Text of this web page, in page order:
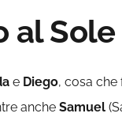
al
e Diego, cosa che
anche Samuel